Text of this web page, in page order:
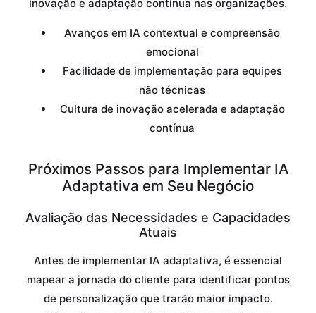
inovação e adaptação contínua nas organizações.
Avanços em IA contextual e compreensão
emocional
Facilidade de implementação para equipes
não técnicas
Cultura de inovação acelerada e adaptação
contínua
Próximos Passos para Implementar IA
Adaptativa em Seu Negócio
Avaliação das Necessidades e Capacidades
Atuais
Antes de implementar IA adaptativa, é essencial
mapear a jornada do cliente para identificar pontos
de personalização que trarão maior impacto.